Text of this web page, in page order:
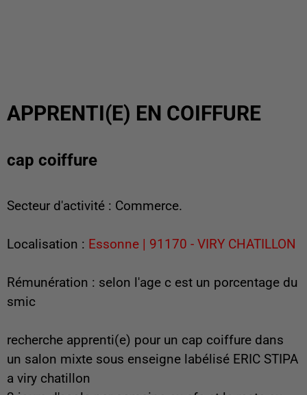
APPRENTI(E) EN COIFFURE
cap coiffure
Secteur d'activité : Commerce.
Localisation : Essonne | 91170 - VIRY CHATILLON
Rémunération : selon l'age c est un porcentage du
smic
recherche apprenti(e) pour un cap coiffure dans
un salon mixte sous enseigne labélisé ERIC STIPA
a viry chatillon